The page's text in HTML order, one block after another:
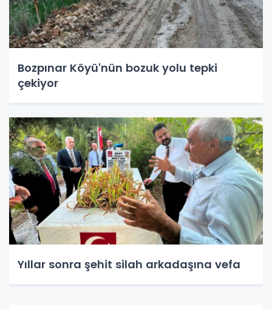
Bozpınar Köyü'nün bozuk yolu tepki
çekiyor
Yıllar sonra şehit silah arkadaşına vefa